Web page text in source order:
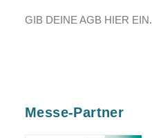
GIB DEINE AGB HIER EIN.
Messe-Partner